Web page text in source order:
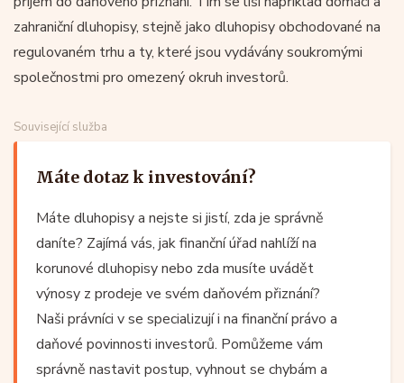
zahraniční dluhopisy, stejně jako dluhopisy obchodované na
regulovaném trhu a ty, které jsou vydávány soukromými
společnostmi pro omezený okruh investorů.
Související služba
Máte dotaz k investování?
Máte dluhopisy a nejste si jistí, zda je správně
daníte? Zajímá vás, jak finanční úřad nahlíží na
korunové dluhopisy nebo zda musíte uvádět
výnosy z prodeje ve svém daňovém přiznání?
Naši právníci v se specializují i na finanční právo a
daňové povinnosti investorů. Pomůžeme vám
správně nastavit postup, vyhnout se chybám a